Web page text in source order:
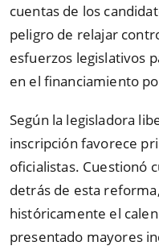
cuentas de los
peligro de relajar
esfuerzos legislativos
en el financiamiento
Según la legisladora
inscripción favorece
oficialistas. Cuestionó
detrás de esta
históricamente el
presentado mayores